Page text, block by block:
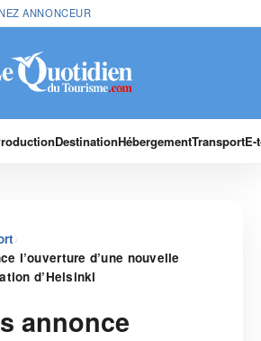
ANNONCEUR
DestinationHébergementTransport
›
l’ouverture d’une nouvelle
d’Helsinki
annonce